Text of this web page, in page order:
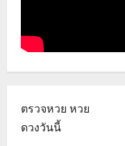
ตรวจหวย หวย
ดวงวันนี้